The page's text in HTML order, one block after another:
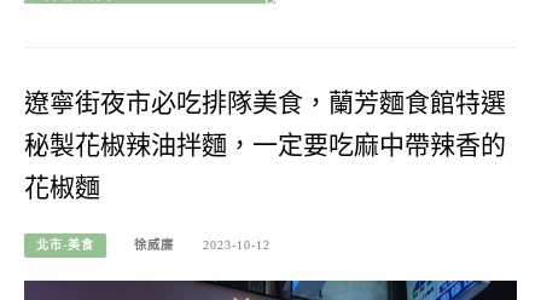
遼寧街夜市必吃排隊美食，蘭芳麵食館特選
秘製花椒辣油拌麵，一定要吃麻中帶辣香的
花椒麵
北市-美食 徐威廉 2023-10-12